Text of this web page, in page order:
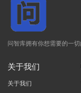
问智库拥有你想需要的一切
关于我们
关于我们